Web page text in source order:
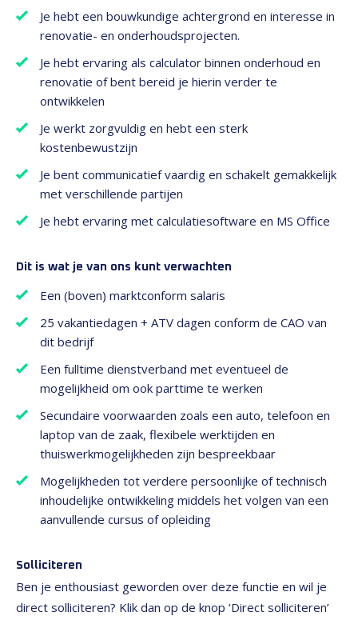
Je hebt een bouwkundige achtergrond en interesse in
renovatie- en onderhoudsprojecten.
Je hebt ervaring als calculator binnen onderhoud en
renovatie of bent bereid je hierin verder te
ontwikkelen
Je werkt zorgvuldig en hebt een sterk
kostenbewustzijn
Je bent communicatief vaardig en schakelt gemakkelijk
met verschillende partijen
Je hebt ervaring met calculatiesoftware en MS Office
Dit is wat je van ons kunt verwachten
Een (boven) marktconform salaris
25 vakantiedagen + ATV dagen conform de CAO van
dit bedrijf
Een fulltime dienstverband met eventueel de
mogelijkheid om ook parttime te werken
Secundaire voorwaarden zoals een auto, telefoon en
laptop van de zaak, flexibele werktijden en
thuiswerkmogelijkheden zijn bespreekbaar
Mogelijkheden tot verdere persoonlijke of technisch
inhoudelijke ontwikkeling middels het volgen van een
aanvullende cursus of opleiding
Solliciteren
Ben je enthousiast geworden over deze functie en wil je
direct solliciteren? Klik dan op de knop ‘Direct solliciteren’